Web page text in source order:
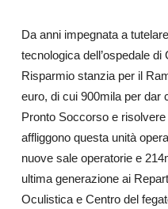
Da anni impegnata a
tecnologica dell’ospedale
Risparmio stanzia per il
euro, di cui 900mila per dar
Pronto Soccorso e
affliggono questa unità
nuove sale operatorie e
ultima generazione ai
Oculistica e Centro del